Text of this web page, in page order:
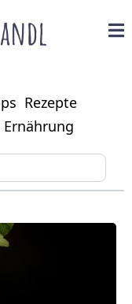
Rezepte
Ernährung